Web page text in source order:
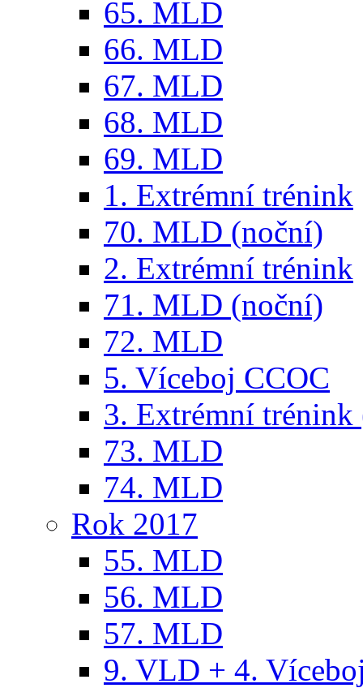
65. MLD
66. MLD
67. MLD
68. MLD
69. MLD
1. Extrémní trénink
70. MLD (noční)
2. Extrémní trénink
71. MLD (noční)
72. MLD
5. Víceboj CCOC
3. Extrémní trénink
73. MLD
74. MLD
Rok 2017
55. MLD
56. MLD
57. MLD
9. VLD + 4.